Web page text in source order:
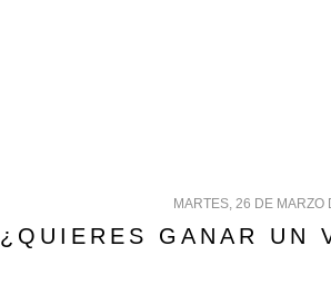
MARTES, 26 DE MARZO
¿QUIERES GANAR UN